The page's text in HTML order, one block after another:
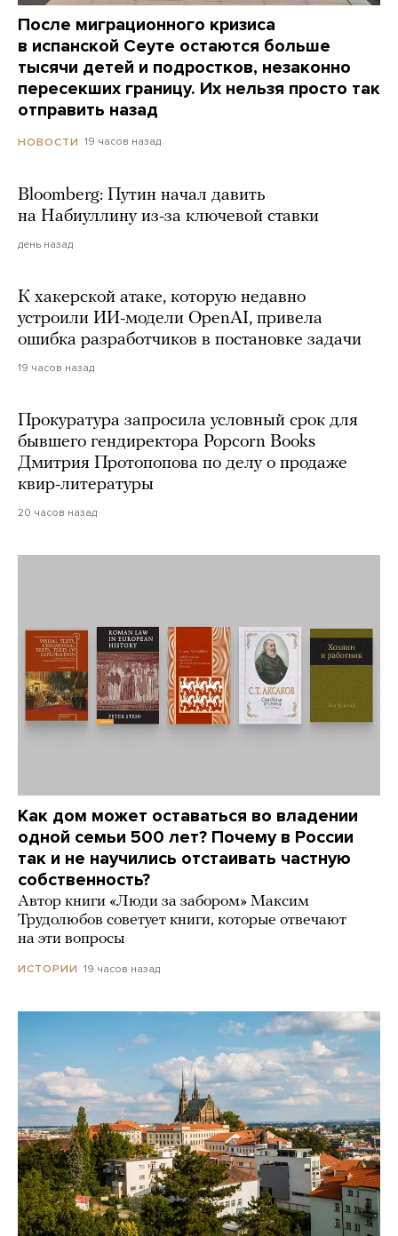
После миграционного кризиса
в испанской Сеуте остаются больше
тысячи детей и подростков, незаконно
пересекших границу. Их нельзя просто так
отправить назад
НОВОСТИ 19 часов назад
Bloomberg: Путин начал давить
на Набиуллину из-за ключевой ставки
день назад
К хакерской атаке, которую недавно
устроили ИИ-модели OpenAI, привела
ошибка разработчиков в постановке задачи
19 часов назад
Прокуратура запросила условный срок для
бывшего гендиректора Popcorn Books
Дмитрия Протопопова по делу о продаже
квир-литературы
20 часов назад
Как дом может оставаться во владении
одной семьи 500 лет? Почему в России
так и не научились отстаивать частную
собственность?
Автор книги «Люди за забором» Максим
Трудолюбов советует книги, которые отвечают
на эти вопросы
ИСТОРИИ 19 часов назад